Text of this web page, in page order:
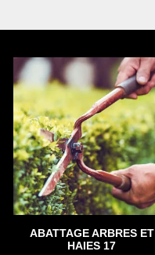
ABATTAGE ARBRES ET
HAIES 17